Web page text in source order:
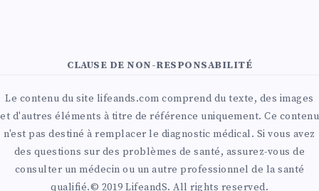
CLAUSE DE NON-RESPONSABILITÉ
Le contenu du site lifeands.com comprend du texte, des images
et d'autres éléments à titre de référence uniquement. Ce contenu
n'est pas destiné à remplacer le diagnostic médical. Si vous avez
des questions sur des problèmes de santé, assurez-vous de
consulter un médecin ou un autre professionnel de la santé
qualifié.© 2019 LifeandS. All rights reserved.